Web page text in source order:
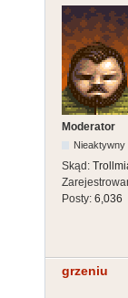
Moderator
Nieaktywny
Skąd:
Posty: 6,036
grzeniu